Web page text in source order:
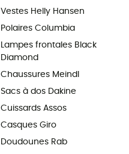
Vestes Helly Hansen
Polaires Columbia
Lampes frontales Black
Diamond
Chaussures Meindl
Sacs à dos Dakine
Cuissards Assos
Casques Giro
Doudounes Rab